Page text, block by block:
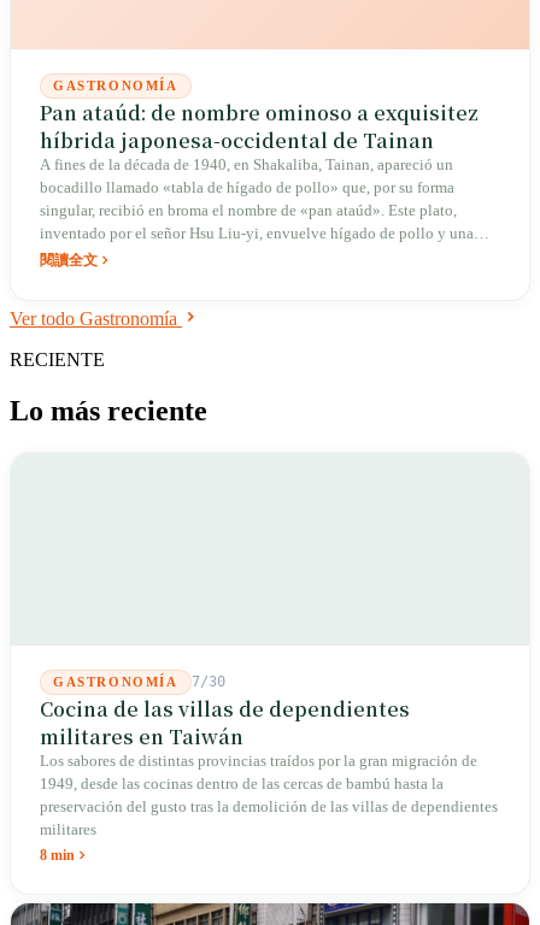
GASTRONOMÍA
Pan ataúd: de nombre ominoso a exquisitez
híbrida japonesa-occidental de Tainan
A fines de la década de 1940, en Shakaliba, Tainan, apareció un
bocadillo llamado «tabla de hígado de pollo» que, por su forma
singular, recibió en broma el nombre de «pan ataúd». Este plato,
inventado por el señor Hsu Liu-yi, envuelve hígado de pollo y una
masa cremosa en pan de molde frito y crujiente: no solo fue un
carta de presentación internacional de la cultura culinaria híbrida
閱讀全文
Ver todo Gastronomía
RECIENTE
Lo más reciente
GASTRONOMÍA 7/30
Cocina de las villas de dependientes
militares en Taiwán
Los sabores de distintas provincias traídos por la gran migración de
1949, desde las cocinas dentro de las cercas de bambú hasta la
preservación del gusto tras la demolición de las villas de dependientes
militares
8 min